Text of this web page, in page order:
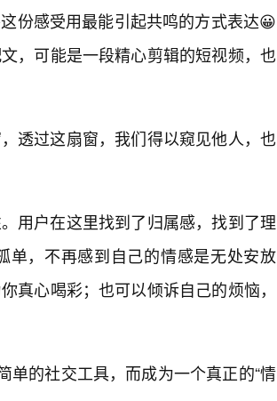
份感受用最能引起共鸣的方式表达😀
，可能是一段精心剪辑的短视频，也
透过这扇窗，我们得以窥见他人，也
用户在这里找到了归属感，找到了理
单，不再感到自己的情感是无处安放
真心喝彩；也可以倾诉自己的烦恼，
单的社交工具，而成为一个真正的“情